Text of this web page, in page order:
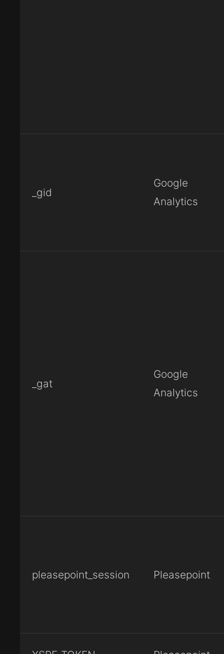
_gid
Google
Analytics
_gat
Google
Analytics
pleasepoint_session Pleasepoint